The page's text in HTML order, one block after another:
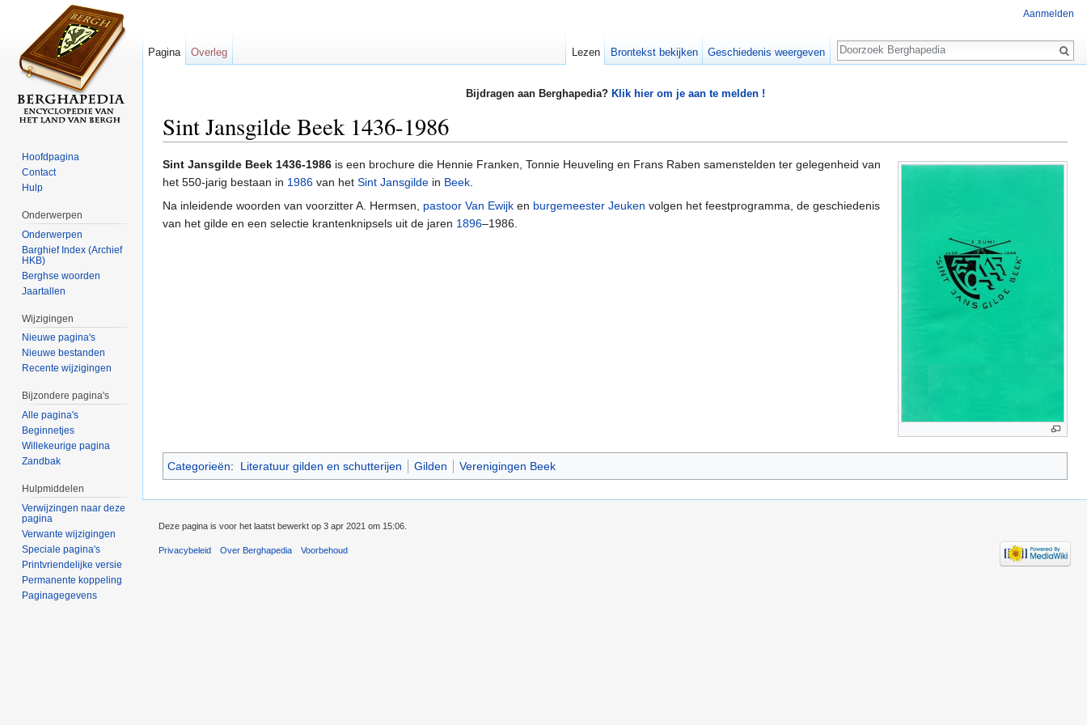
Bijdragen aan Berghapedia? Klik hier om je aan te melden !
Sint Jansgilde Beek 1436-1986
Sint Jansgilde Beek 1436-1986 is een brochure die Hennie Franken, Tonnie Heuveling en Frans Raben samenstelden ter gelegenheid van
het 550-jarig bestaan in 1986 van het Sint Jansgilde in Beek.
Na inleidende woorden van voorzitter A. Hermsen, pastoor Van Ewijk en burgemeester Jeuken volgen het feestprogramma, de geschiedenis
van het gilde en een selectie krantenknipsels uit de jaren 1896–1986.
Categorieën: Literatuur gilden en schutterijen Gilden Verenigingen Beek
Aanmelden
Pagina Overleg Lezen Brontekst bekijken Geschiedenis weergeven
Zoeken
Hoofdpagina
Contact
Hulp
Onderwerpen
Onderwerpen
Barghief Index (Archief
HKB)
Berghse woorden
Jaartallen
Wijzigingen
Nieuwe pagina's
Nieuwe bestanden
Recente wijzigingen
Bijzondere pagina's
Alle pagina's
Beginnetjes
Willekeurige pagina
Zandbak
Hulpmiddelen
Verwijzingen naar deze
pagina
Verwante wijzigingen
Speciale pagina's
Printvriendelijke versie
Permanente koppeling
Paginagegevens
Deze pagina is voor het laatst bewerkt op 3 apr 2021 om 15:06.
Privacybeleid Over Berghapedia Voorbehoud